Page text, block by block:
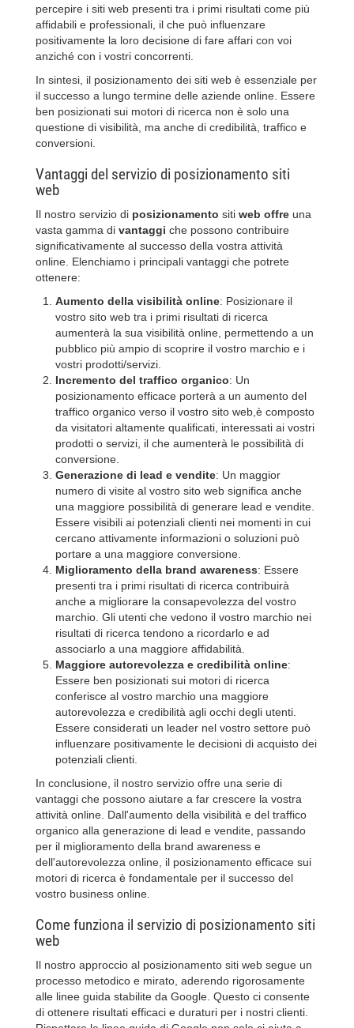
percepire i siti web presenti tra i primi risultati come più
affidabili e professionali, il che può influenzare
positivamente la loro decisione di fare affari con voi
anziché con i vostri concorrenti.
In sintesi, il posizionamento dei siti web è essenziale per
il successo a lungo termine delle aziende online. Essere
ben posizionati sui motori di ricerca non è solo una
questione di visibilità, ma anche di credibilità, traffico e
conversioni.
Vantaggi del servizio di posizionamento siti
web
Il nostro servizio di posizionamento siti web offre una
vasta gamma di vantaggi che possono contribuire
significativamente al successo della vostra attività
online. Elenchiamo i principali vantaggi che potrete
ottenere:
Aumento della visibilità online: Posizionare il
vostro sito web tra i primi risultati di ricerca
aumenterà la sua visibilità online, permettendo a un
pubblico più ampio di scoprire il vostro marchio e i
vostri prodotti/servizi.
Incremento del traffico organico: Un
posizionamento efficace porterà a un aumento del
traffico organico verso il vostro sito web,è composto
da visitatori altamente qualificati, interessati ai vostri
prodotti o servizi, il che aumenterà le possibilità di
conversione.
Generazione di lead e vendite: Un maggior
numero di visite al vostro sito web significa anche
una maggiore possibilità di generare lead e vendite.
Essere visibili ai potenziali clienti nei momenti in cui
cercano attivamente informazioni o soluzioni può
portare a una maggiore conversione.
Miglioramento della brand awareness: Essere
presenti tra i primi risultati di ricerca contribuirà
anche a migliorare la consapevolezza del vostro
marchio. Gli utenti che vedono il vostro marchio nei
risultati di ricerca tendono a ricordarlo e ad
associarlo a una maggiore affidabilità.
Maggiore autorevolezza e credibilità online:
Essere ben posizionati sui motori di ricerca
conferisce al vostro marchio una maggiore
autorevolezza e credibilità agli occhi degli utenti.
Essere considerati un leader nel vostro settore può
influenzare positivamente le decisioni di acquisto dei
potenziali clienti.
In conclusione, il nostro servizio offre una serie di
vantaggi che possono aiutare a far crescere la vostra
attività online. Dall'aumento della visibilità e del traffico
organico alla generazione di lead e vendite, passando
per il miglioramento della brand awareness e
dell'autorevolezza online, il posizionamento efficace sui
motori di ricerca è fondamentale per il successo del
vostro business online.
Come funziona il servizio di posizionamento siti
web
Il nostro approccio al posizionamento siti web segue un
processo metodico e mirato, aderendo rigorosamente
alle linee guida stabilite da Google. Questo ci consente
di ottenere risultati efficaci e duraturi per i nostri clienti.